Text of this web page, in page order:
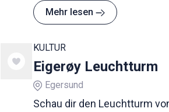
Wochen später wieder an
Standort befestigt werden
Mehr lesen
KULTUR
Eigerøy Leuchtturm
Egersund
Schau dir den Leuchtturm